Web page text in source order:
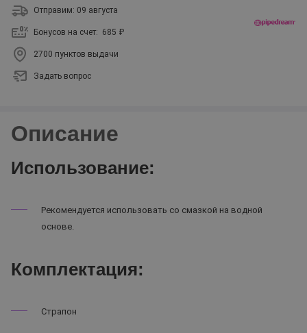
Отправим: 09 августа
Бонусов на счет: 685 ₽
2700 пунктов выдачи
Задать вопрос
Описание
Использование:
Рекомендуется использовать со смазкой на водной
основе.
Комплектация:
Страпон